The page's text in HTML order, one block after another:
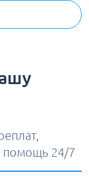
помощь 24/7